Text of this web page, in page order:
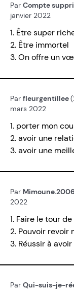
Par Compte
janvier 2022
1. Être super
2. Être immortel
3. On offre un
Par fleurgentillee
mars 2022
1. porter mon
2. avoir une
3. avoir une
Par Mimoune.2006
2022
1. Faire le tour
2. Pouvoir revoir
3. Réussir à
Par Qui-suis-je-